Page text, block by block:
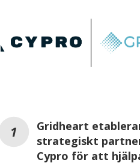
Gridheart
strategiskt
Cypro för att